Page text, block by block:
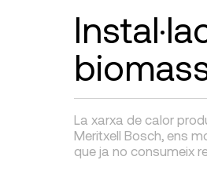
La xarxa de calor
Meritxell Bosch, ens
que ja no consumeix